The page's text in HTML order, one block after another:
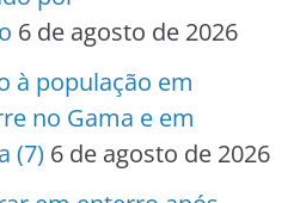
6 de agosto de 2026
à população em
no Gama e em
(7) 6 de agosto de 2026